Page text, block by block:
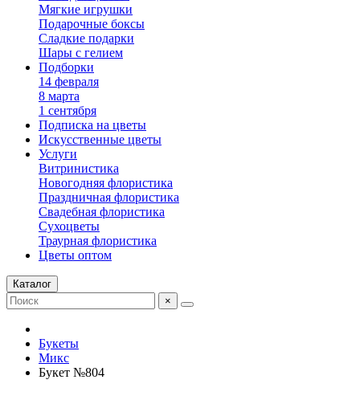
Мягкие игрушки
Подарочные боксы
Сладкие подарки
Шары с гелием
Подборки
14 февраля
8 марта
1 сентября
Подписка на цветы
Искусственные цветы
Услуги
Витринистика
Новогодняя флористика
Праздничная флористика
Свадебная флористика
Сухоцветы
Траурная флористика
Цветы оптом
Каталог
×
Букеты
Микс
Букет №804